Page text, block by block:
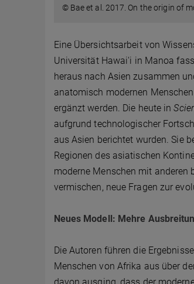
© Bae et al. 2017. On the origin of
Eine Übersichtsarbeit von
Universität Hawai'i in Manoa
heraus nach Asien zusammen
anatomisch modernen
ergänzt werden. Die heute in
aufgrund technologischer
aus Asien berichtet wurden. Sie
Regionen des asiatischen
moderne Menschen mit anderen
vermischen, neue Fragen zur
Neues Modell: Mehre
Die Autoren führen die
Menschen von Afrika aus über